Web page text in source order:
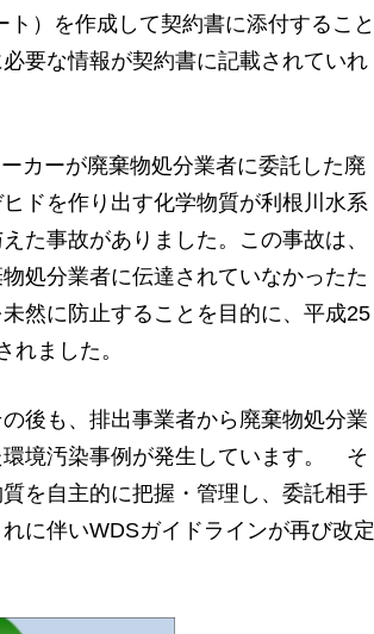
）を作成して契約書に添付すること
要な情報が契約書に記載されていれ
カーが廃棄物処分業者に委託した廃
ドを作り出す化学物質が利根川水系
た事故がありました。この事故は、
処分業者に伝達されていなかったた
然に防止することを目的に、平成25
ました。
後も、排出事業者から廃棄物処分業
境汚染事例が発生しています。 そ
を自主的に把握・管理し、委託相手
に伴いWDSガイドラインが再び改定